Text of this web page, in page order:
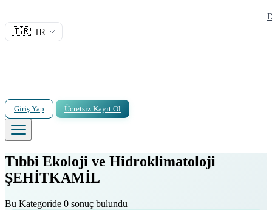
🇹🇷 TR
Giriş Yap Ücretsiz Kayıt Ol
Tıbbi Ekoloji ve Hidroklimatoloji
ŞEHİTKAMİL
Bu Kategoride 0 sonuç bulundu